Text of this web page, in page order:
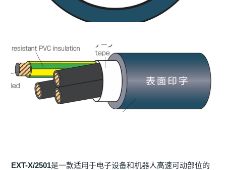
EXT-X/2501是一款适用于电子设备和机器人高速可动部位的